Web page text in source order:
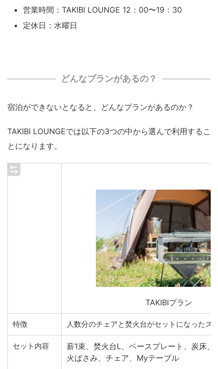
営業時間：TAKIBI LOUNGE 12：00〜19：30
定休日：水曜日
どんなプランがあるの？
宿泊ができないとなると、どんなプランがあるのか？
TAKIBI LOUNGEでは以下の3つの中から選んで利用するこ
とになります。
TAKIBIプラン
特徴 人数分のチェアと焚火台がセットになったス
セット内容
薪1束、焚火台L、ベースプレート、炭床、
火ばさみ、チェア、Myテーブル